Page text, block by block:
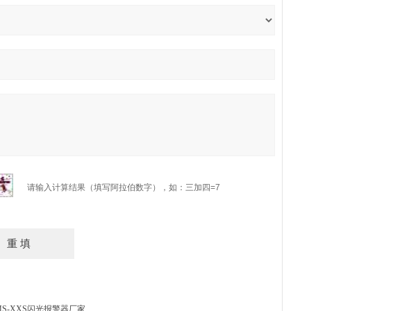
请输入计算结果（填写阿拉伯数字），如：三加四=7
XXS闪光报警器厂家